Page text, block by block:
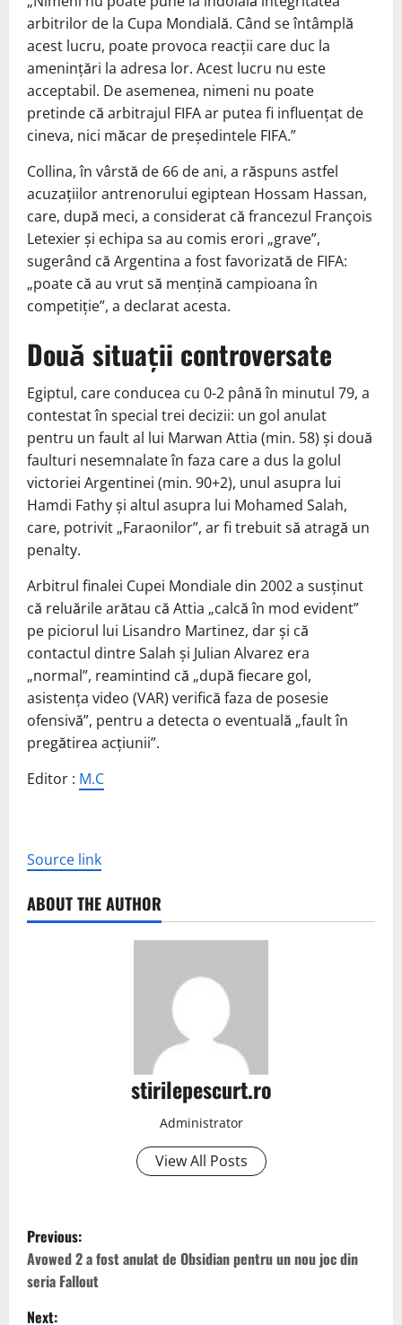
arbitrilor de la Cupa Mondială. Când se întâmplă
acest lucru, poate provoca reacții care duc la
amenințări la adresa lor. Acest lucru nu este
acceptabil. De asemenea, nimeni nu poate
pretinde că arbitrajul FIFA ar putea fi influențat de
cineva, nici măcar de președintele FIFA.”
Collina, în vârstă de 66 de ani, a răspuns astfel
acuzațiilor antrenorului egiptean Hossam Hassan,
care, după meci, a considerat că francezul François
Letexier și echipa sa au comis erori „grave”,
sugerând că Argentina a fost favorizată de FIFA:
„poate că au vrut să mențină campioana în
competiție”, a declarat acesta.
Două situații controversate
Egiptul, care conducea cu 0-2 până în minutul 79, a
contestat în special trei decizii: un gol anulat
pentru un fault al lui Marwan Attia (min. 58) și două
faulturi nesemnalate în faza care a dus la golul
victoriei Argentinei (min. 90+2), unul asupra lui
Hamdi Fathy și altul asupra lui Mohamed Salah,
care, potrivit „Faraonilor”, ar fi trebuit să atragă un
penalty.
Arbitrul finalei Cupei Mondiale din 2002 a susținut
că reluările arătau că Attia „calcă în mod evident”
pe piciorul lui Lisandro Martinez, dar și că
contactul dintre Salah și Julian Alvarez era
„normal”, reamintind că „după fiecare gol,
asistența video (VAR) verifică faza de posesie
ofensivă”, pentru a detecta o eventuală „fault în
pregătirea acțiunii”.
Editor : M.C
Source link
ABOUT THE AUTHOR
stirilepescurt.ro
Administrator
View All Posts
P
o
s
Previous:
Avowed 2 a fost anulat de Obsidian pentru un nou joc din
seria Fallout
Next: